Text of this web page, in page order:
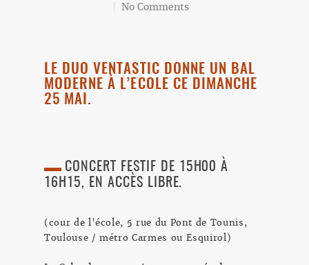
No Comments
LE DUO VENTASTIC DONNE UN BAL
MODERNE À L’ECOLE CE DIMANCHE
25 MAI.
CONCERT FESTIF DE 15H00 À
16H15, EN ACCÈS LIBRE.
(cour de l’école, 5 rue du Pont de Tounis,
Toulouse / métro Carmes ou Esquirol)